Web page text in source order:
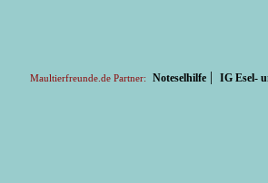
Maultierfreunde.de Partner: Noteselhilfe | IG Esel-